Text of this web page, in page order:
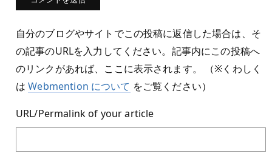
自分のブログやサイトでこの投稿に返信した場合は、そ
の記事のURLを入力してください。記事内にこの投稿へ
のリンクがあれば、ここに表示されます。 （※くわしく
はWebmention について をご覧ください）
URL/Permalink of your article